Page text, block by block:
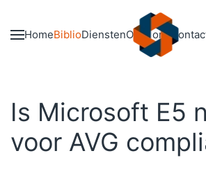
Skip to main content
HomeBiblioDienstenOver ons
Is Microsoft E5
voor AVG